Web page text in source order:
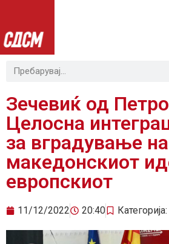
Зечевиќ од
Целосна
за вградување на
македонскиот
европскиот
11/12/2022 20:40 Категорија: